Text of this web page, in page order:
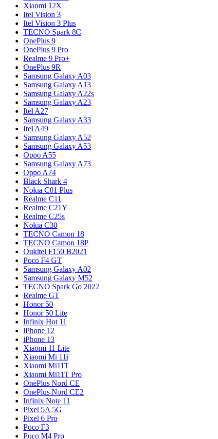
Xiaomi 12X
Itel Vision 3
Itel Vision 3 Plus
TECNO Spark 8C
OnePlus 9
OnePlus 9 Pro
Realme 9 Pro+
OnePlus 9R
Samsung Galaxy A03
Samsung Galaxy A13
Samsung Galaxy A22s
Samsung Galaxy A23
Itel A27
Samsung Galaxy A33
Itel A49
Samsung Galaxy A52
Samsung Galaxy A53
Oppo A55
Samsung Galaxy A73
Oppo A74
Black Shark 4
Nokia C01 Plus
Realme C11
Realme C21Y
Realme C25s
Nokia C30
TECNO Camon 18
TECNO Camon 18P
Oukitel F150 B2021
Poco F4 GT
Samsung Galaxy A02
Samsung Galaxy M52
TECNO Spark Go 2022
Realme GT
Honor 50
Honor 50 Lite
Infinix Hot 11
iPhone 12
iPhone 13
Xiaomi 11 Lite
Xiaomi Mi 11i
Xiaomi Mi11T
Xiaomi Mi11T Pro
OnePlus Nord CE
OnePlus Nord CE2
Infinix Note 11
Pixel 5A 5G
Pixel 6 Pro
Poco F3
Poco M4 Pro